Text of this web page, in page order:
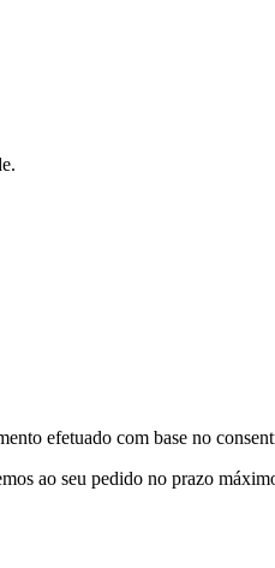
efetuado com base no
ao seu pedido no prazo